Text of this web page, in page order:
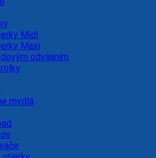
Midi
Maxi
odvíjaním
mydlá